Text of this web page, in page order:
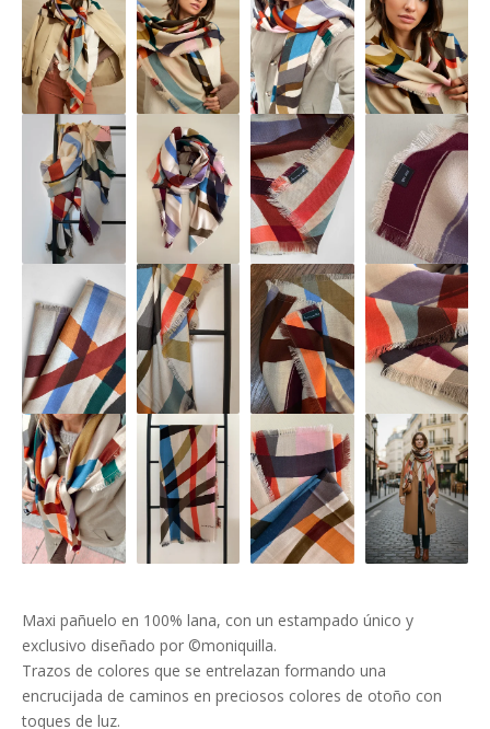
Maxi pañuelo en 100% lana, con un estampado único y
exclusivo diseñado por ©moniquilla.
Trazos de colores que se entrelazan formando una
encrucijada de caminos en preciosos colores de otoño con
toques de luz.